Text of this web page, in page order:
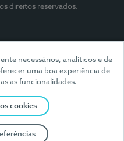
necessários, analíticos e de
uma boa experiência de
as funcionalidades.
cookies
direitos reservados.